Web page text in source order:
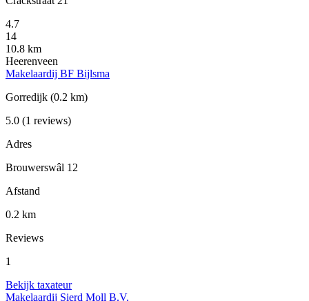
4.7
14
10.8 km
Heerenveen
Makelaardij BF Bijlsma
Gorredijk (0.2 km)
5.0 (1 reviews)
Adres
Brouwerswâl 12
Afstand
0.2 km
Reviews
1
Bekijk taxateur
Makelaardij Sierd Moll B.V.